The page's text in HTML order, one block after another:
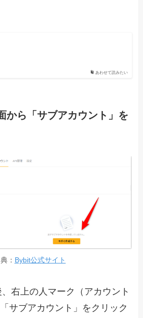
あわせて読みたい
から「サブアカウント」を
： Bybit公式サイト
右上の人マーク（アカウント
サブアカウント」をクリック